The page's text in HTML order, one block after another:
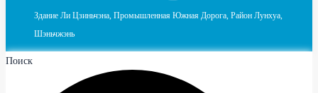
Здание Ли Цзиньчэна, Промышленная Южная Дорога, Район Лунхуа,
Шэньчжэнь
Поиск